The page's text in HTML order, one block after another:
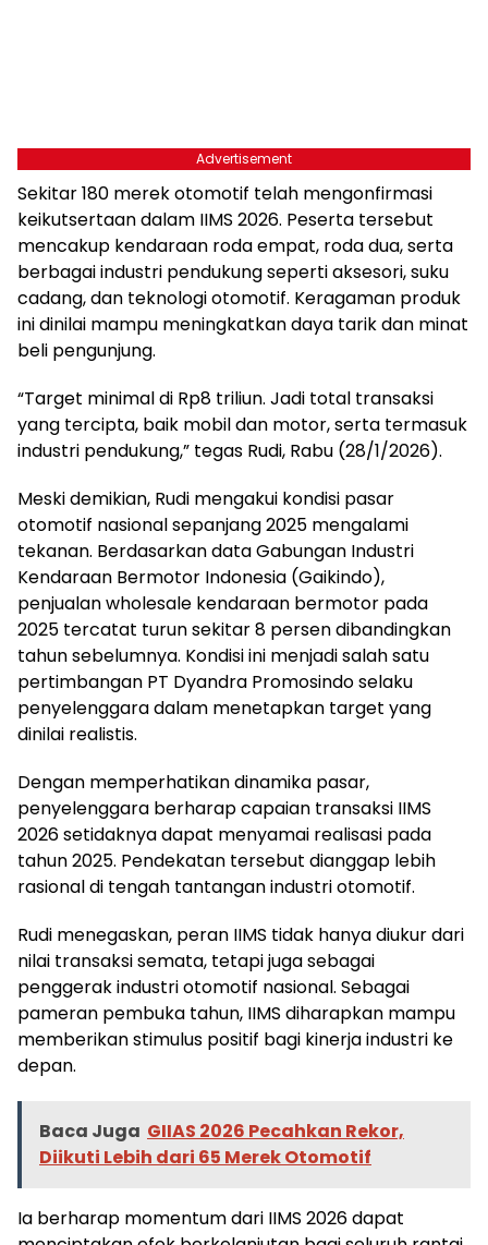
Advertisement
Sekitar 180 merek otomotif telah mengonfirmasi
keikutsertaan dalam IIMS 2026. Peserta tersebut
mencakup kendaraan roda empat, roda dua, serta
berbagai industri pendukung seperti aksesori, suku
cadang, dan teknologi otomotif. Keragaman produk
ini dinilai mampu meningkatkan daya tarik dan minat
beli pengunjung.
“Target minimal di Rp8 triliun. Jadi total transaksi
yang tercipta, baik mobil dan motor, serta termasuk
industri pendukung,” tegas Rudi, Rabu (28/1/2026).
Meski demikian, Rudi mengakui kondisi pasar
otomotif nasional sepanjang 2025 mengalami
tekanan. Berdasarkan data Gabungan Industri
Kendaraan Bermotor Indonesia (Gaikindo),
penjualan wholesale kendaraan bermotor pada
2025 tercatat turun sekitar 8 persen dibandingkan
tahun sebelumnya. Kondisi ini menjadi salah satu
pertimbangan PT Dyandra Promosindo selaku
penyelenggara dalam menetapkan target yang
dinilai realistis.
Dengan memperhatikan dinamika pasar,
penyelenggara berharap capaian transaksi IIMS
2026 setidaknya dapat menyamai realisasi pada
tahun 2025. Pendekatan tersebut dianggap lebih
rasional di tengah tantangan industri otomotif.
Rudi menegaskan, peran IIMS tidak hanya diukur dari
nilai transaksi semata, tetapi juga sebagai
penggerak industri otomotif nasional. Sebagai
pameran pembuka tahun, IIMS diharapkan mampu
memberikan stimulus positif bagi kinerja industri ke
depan.
Baca Juga GIIAS 2026 Pecahkan Rekor,
Diikuti Lebih dari 65 Merek Otomotif
Ia berharap momentum dari IIMS 2026 dapat